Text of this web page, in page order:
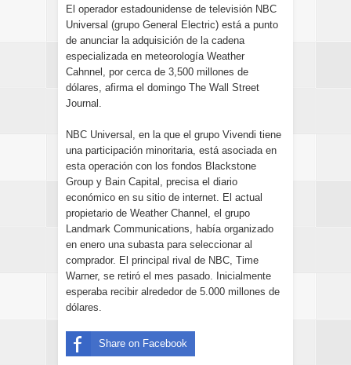
El operador estadounidense de televisión NBC
Universal (grupo General Electric) está a punto
de anunciar la adquisición de la cadena
especializada en meteorología Weather
Cahnnel, por cerca de 3,500 millones de
dólares, afirma el domingo The Wall Street
Journal.
NBC Universal, en la que el grupo Vivendi tiene
una participación minoritaria, está asociada en
esta operación con los fondos Blackstone
Group y Bain Capital, precisa el diario
económico en su sitio de internet. El actual
propietario de Weather Channel, el grupo
Landmark Communications, había organizado
en enero una subasta para seleccionar al
comprador. El principal rival de NBC, Time
Warner, se retiró el mes pasado. Inicialmente
esperaba recibir alrededor de 5.000 millones de
dólares.
Share on Facebook